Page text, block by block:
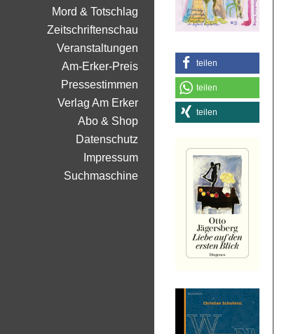
teilen
teilen
teilen
Mord & Totschlag
Zeitschriftenschau
Veranstaltungen
Am-Erker-Preis
Pressestimmen
Verlag Am Erker
Abo & Shop
Datenschutz
Impressum
Suchmaschine